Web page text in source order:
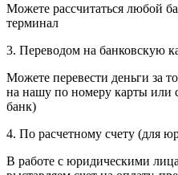
Можете рассчитаться любой
терминал
3. Переводом на банковскую
Можете перевести деньги за
на нашу по номеру карты или
банк)
4. По расчетному счету (для
В работе с юридическими